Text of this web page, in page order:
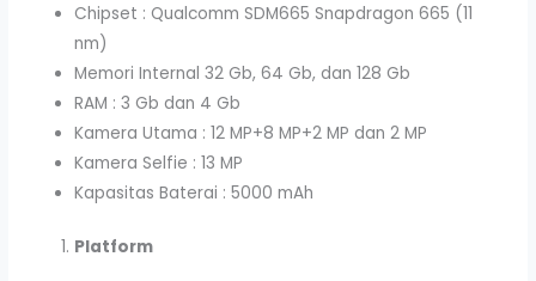
Chipset : Qualcomm SDM665 Snapdragon 665 (11
nm)
Memori Internal 32 Gb, 64 Gb, dan 128 Gb
RAM : 3 Gb dan 4 Gb
Kamera Utama : 12 MP+8 MP+2 MP dan 2 MP
Kamera Selfie : 13 MP
Kapasitas Baterai : 5000 mAh
Platform